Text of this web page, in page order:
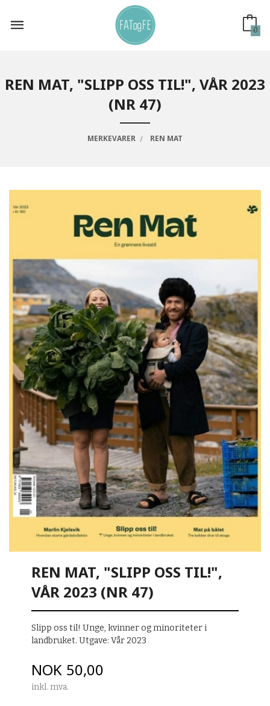
innholdet
0
REN MAT, "SLIPP OSS TIL!", VÅR 2023
(NR 47)
MERKEVARER REN MAT
REN MAT, "SLIPP OSS TIL!",
VÅR 2023 (NR 47)
Slipp oss til! Unge, kvinner og minoriteter i
landbruket. Utgave: Vår 2023
Pris
NOK 50,00
inkl. mva.